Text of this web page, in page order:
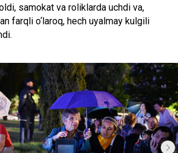
samokat va roliklarda uchdi va,
farqli o‘laroq, hech uyalmay kulgili